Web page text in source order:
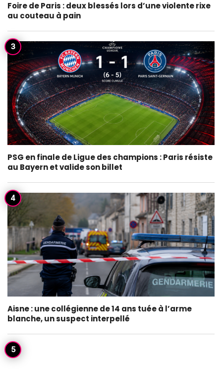
Foire de Paris : deux blessés lors d’une violente rixe
au couteau à pain
PSG en finale de Ligue des champions : Paris résiste
au Bayern et valide son billet
Aisne : une collégienne de 14 ans tuée à l’arme
blanche, un suspect interpellé